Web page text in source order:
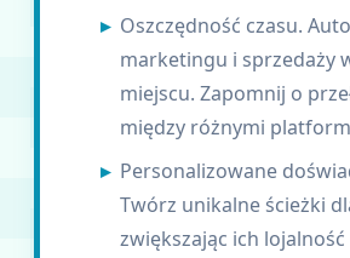
Oszczędność czasu.
marketingu i sprzedaży
miejscu. Zapomnij o
między różnymi
Personalizowane
Twórz unikalne ścieżki
zwiększając ich lojalność